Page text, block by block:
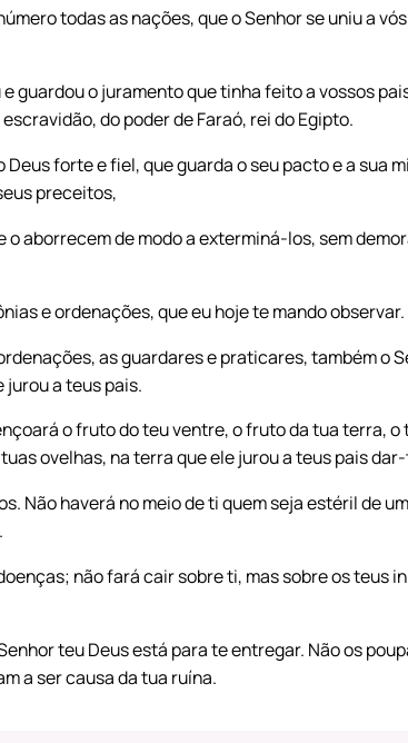
todas as nações, que o Senhor se uniu a
guardou o juramento que tinha feito a vossos
do poder de Faraó, rei do Egipto.
Deus forte e fiel, que guarda o seu pacto e a sua
preceitos,
aborrecem de modo a exterminá-los, sem
e ordenações, que eu hoje te mando observar.
as guardares e praticares, também o
a teus pais.
o fruto do teu ventre, o fruto da tua terra, o
ovelhas, na terra que ele jurou a teus pais
Não haverá no meio de ti quem seja estéril de
não fará cair sobre ti, mas sobre os teus
teu Deus está para te entregar. Não os
a ser causa da tua ruína.